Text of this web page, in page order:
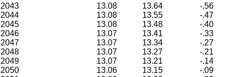
2043
13.08 13.64
-.56
2044
13.08 13.55
-.47
2045
13.08 13.48
-.40
2046
13.07 13.41
-.33
2047
13.07 13.34
-.27
2048
13.07 13.27
-.21
2049
13.07 13.21
-.14
2050
13.06 13.15
-.09